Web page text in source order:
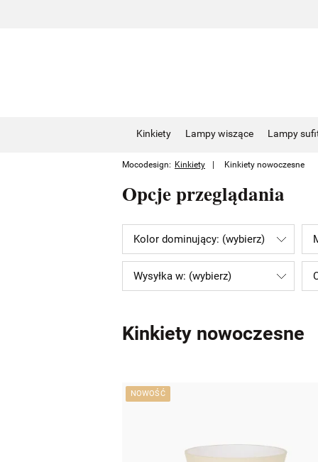
Kinkiety Lampy wiszące Lampy
Mocodesign: Kinkiety Kinkiety nowoczesne
Opcje przeglądania
Kolor dominujący: (wybierz)
Wysyłka w: (wybierz)
Kinkiety nowoczesne
NOWOŚĆ